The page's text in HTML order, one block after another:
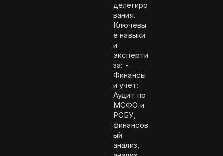
делегиро
вания.
Ключевы
е навыки
и
эксперти
за: -
Финансы
и учет:
Аудит по
МСФО и
РСБУ,
финансов
ый
анализ,